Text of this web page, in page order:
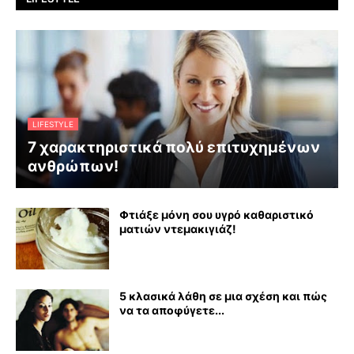
LIFESTYLE
7 χαρακτηριστικά πολύ επιτυχημένων
ανθρώπων!
Φτιάξε μόνη σου υγρό καθαριστικό
ματιών ντεμακιγιάζ!
5 κλασικά λάθη σε μια σχέση και πώς
να τα αποφύγετε...